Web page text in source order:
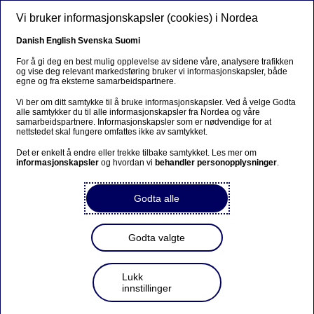
NO
Beklager...
Siden findes desværre ikke på dansk
Bliv på siden
Alle piler peker opp
Pressemelding | 05-09-2018 09:00
Vi bruker informasjonskapsler (cookies) i Nordea
Danish English Svenska Suomi
For å gi deg en best mulig opplevelse av sidene våre, analysere trafikken
og vise deg relevant markedsføring bruker vi informasjonskapsler, både
egne og fra eksterne samarbeidspartnere.
Vi ber om ditt samtykke til å bruke informasjonskapsler. Ved å velge Godta
alle samtykker du til alle informasjonskapsler fra Nordea og våre
samarbeidspartnere. Informasjonskapsler som er nødvendige for at
nettstedet skal fungere omfattes ikke av samtykket.
Det er enkelt å endre eller trekke tilbake samtykket. Les mer om
informasjonskapsler og hvordan vi behandler personopplysninger.
Godta alle
Godta valgte
Lukk
innstillinger